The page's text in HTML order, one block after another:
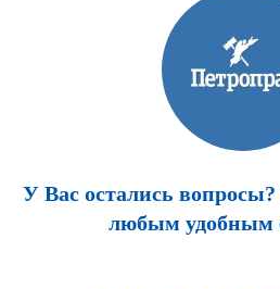
У Вас остались
любым удобным